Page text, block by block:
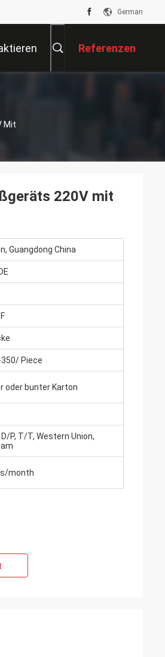
German
Referenzen
Mit
220V mit
Guangdong China
Piece
oder bunter Karton
D/P, T/T, Western Union,
month